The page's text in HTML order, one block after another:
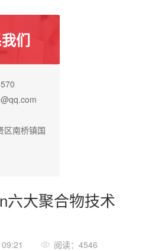
们
南桥镇国
六大聚合物技术
阅读：4546